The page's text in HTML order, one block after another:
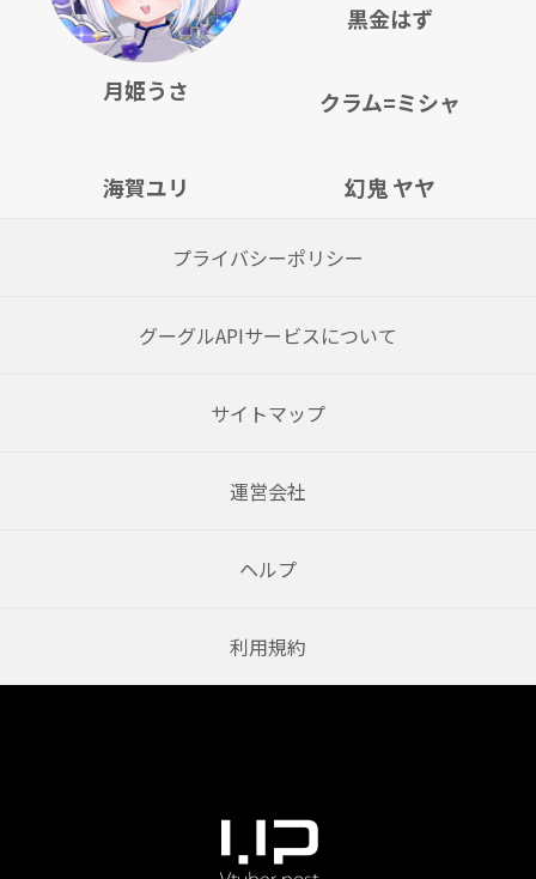
月姫うさ
黒金はず
クラム=ミシャ
海賀ユリ 幻鬼 ヤヤ
プライバシーポリシー
グーグルAPIサービスについて
サイトマップ
運営会社
ヘルプ
利用規約